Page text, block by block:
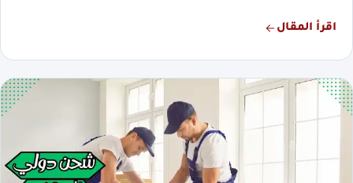
اقرأ المقال